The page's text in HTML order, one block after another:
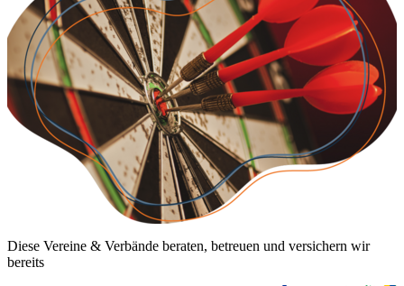
Diese Vereine & Verbände beraten, betreuen und versichern wir
bereits